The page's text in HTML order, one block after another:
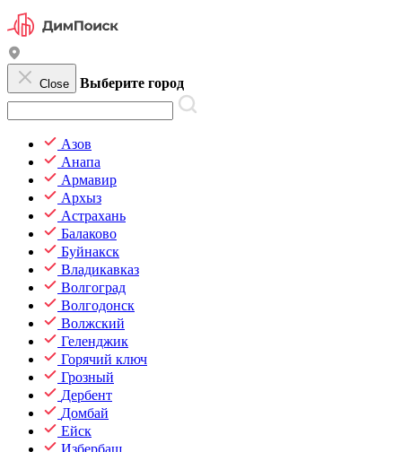
Close Выберите город
Азов
Анапа
Армавир
Архыз
Астрахань
Балаково
Буйнакск
Владикавказ
Волгоград
Волгодонск
Волжский
Геленджик
Горячий ключ
Грозный
Дербент
Домбай
Ейск
Избербаш